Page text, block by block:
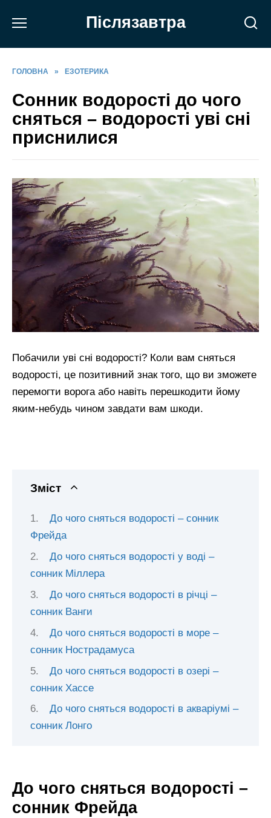
Післязавтра
ГОЛОВНА » ЕЗОТЕРИКА
Сонник водорості до чого
сняться – водорості уві сні
приснилися
Побачили уві сні водорості? Коли вам сняться
водорості, це позитивний знак того, що ви зможете
перемогти ворога або навіть перешкодити йому
яким-небудь чином завдати вам шкоди.
Зміст
До чого сняться водорості – сонник
Фрейда
До чого сняться водорості у воді –
сонник Міллера
До чого сняться водорості в річці –
сонник Ванги
До чого сняться водорості в море –
сонник Нострадамуса
До чого сняться водорості в озері –
сонник Хассе
До чого сняться водорості в акваріумі –
сонник Лонго
До чого сняться водорості –
сонник Фрейда